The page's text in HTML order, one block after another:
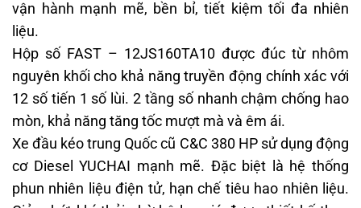
vận hành mạnh mẽ, bền bỉ, tiết kiệm tối đa nhiên
liệu.
Hộp số FAST – 12JS160TA10 được đúc từ nhôm
nguyên khối cho khả năng truyền động chính xác với
12 số tiến 1 số lùi. 2 tầng số nhanh chậm chống hao
mòn, khả năng tăng tốc mượt mà và êm ái.
Xe đầu kéo trung Quốc cũ C&C 380 HP sử dụng động
cơ Diesel YUCHAI mạnh mẽ. Đặc biệt là hệ thống
phun nhiên liệu điện tử, hạn chế tiêu hao nhiên liệu.